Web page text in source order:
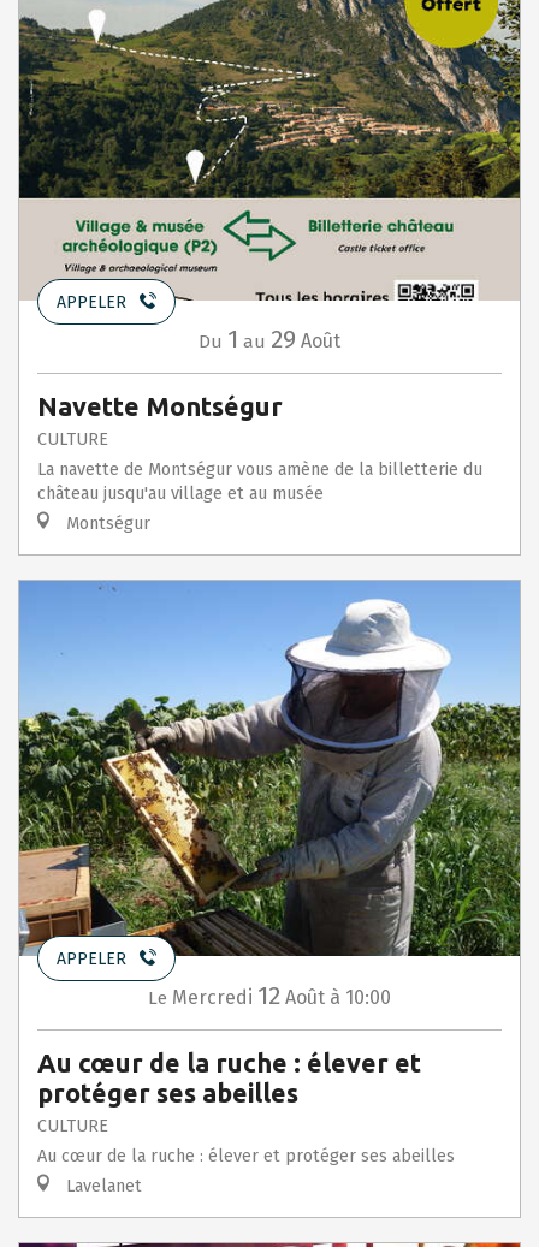
APPELER
Du 1 au 29 Août
Navette Montségur
CULTURE
La navette de Montségur vous amène de la billetterie du
château jusqu'au village et au musée
Montségur
APPELER
Le Mercredi 12 Août à 10:00
Au cœur de la ruche : élever et
protéger ses abeilles
CULTURE
Au cœur de la ruche : élever et protéger ses abeilles
Lavelanet